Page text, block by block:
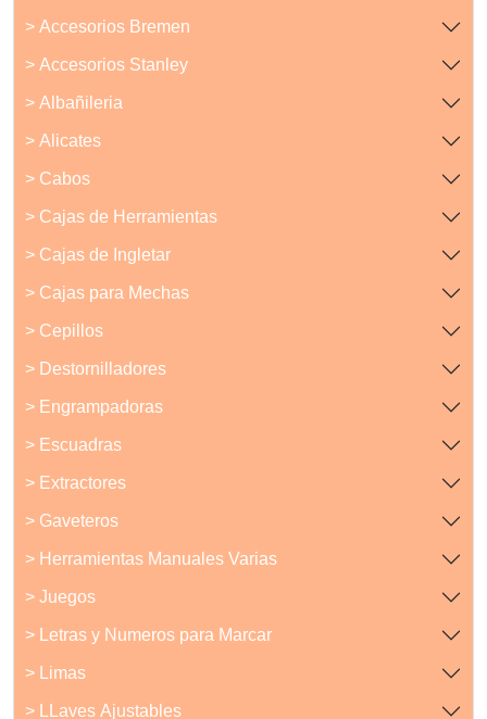
> Accesorios Bremen
> Accesorios Stanley
> Albañileria
> Alicates
> Cabos
> Cajas de Herramientas
> Cajas de Ingletar
> Cajas para Mechas
> Cepillos
> Destornilladores
> Engrampadoras
> Escuadras
> Extractores
> Gaveteros
> Herramientas Manuales Varias
> Juegos
> Letras y Numeros para Marcar
> Limas
> LLaves Ajustables